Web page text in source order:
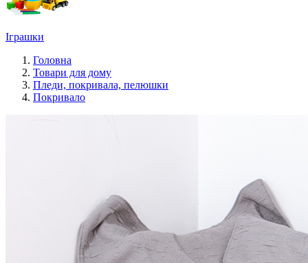
Іграшки
Головна
Товари для дому
Пледи, покривала, пелюшки
Покривало